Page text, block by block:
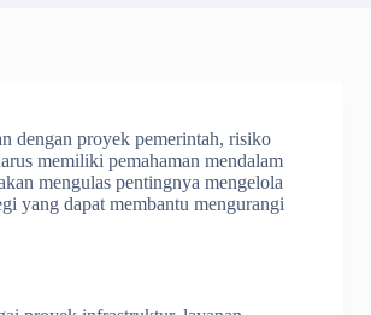
dengan proyek pemerintah, risiko
memiliki pemahaman mendalam
mengulas pentingnya mengelola
yang dapat membantu mengurangi